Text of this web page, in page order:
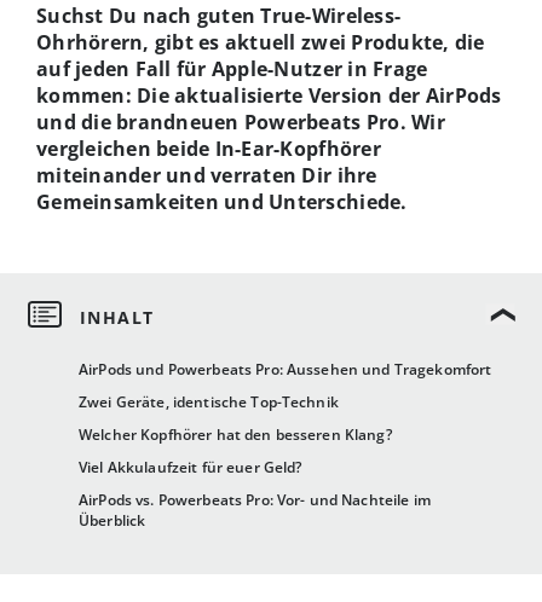
AirPods und Powerbeats Pro: Aussehen und Tragekomfort
Zwei Geräte, identische Top-Technik
Welcher Kopfhörer hat den besseren Klang?
Viel Akkulaufzeit für euer Geld?
AirPods vs. Powerbeats Pro: Vor- und Nachteile im
Überblick
Suchst Du nach guten True-Wireless-
Ohrhörern, gibt es aktuell zwei Produkte, die
auf jeden Fall für Apple-Nutzer in Frage
kommen: Die aktualisierte Version der AirPods
und die brandneuen Powerbeats Pro. Wir
vergleichen beide In-Ear-Kopfhörer
miteinander und verraten Dir ihre
Gemeinsamkeiten und Unterschiede.